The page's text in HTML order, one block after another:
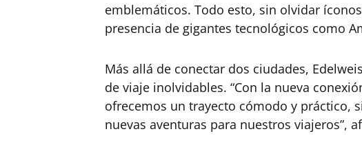
emblemáticos. Todo esto, sin olvidar
presencia de gigantes tecnológicos como
Más allá de conectar dos ciudades,
de viaje inolvidables. “Con la nueva
ofrecemos un trayecto cómodo y práctico,
nuevas aventuras para nuestros viajeros”,